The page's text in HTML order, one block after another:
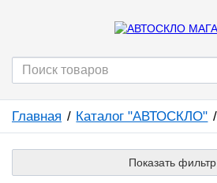
Главная Каталог "АВТОСКЛО"
Показать фильтр